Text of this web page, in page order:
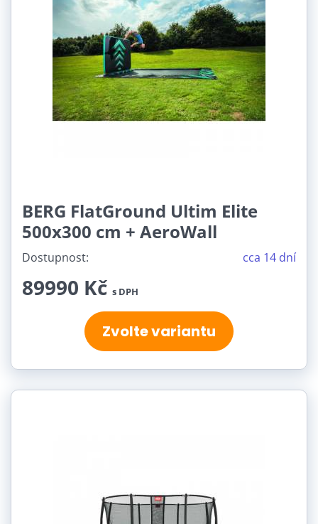
BERG FlatGround Ultim Elite
500x300 cm + AeroWall
Dostupnost: cca 14 dní
89990 Kč s DPH
Zvolte variantu